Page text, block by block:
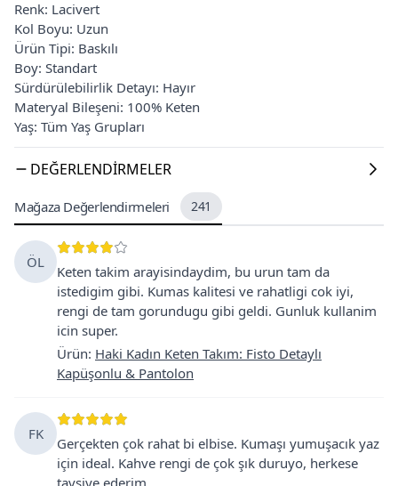
Renk: Lacivert
Kol Boyu: Uzun
Ürün Tipi: Baskılı
Boy: Standart
Sürdürülebilirlik Detayı: Hayır
Materyal Bileşeni: 100% Keten
Yaş: Tüm Yaş Grupları
DEĞERLENDIRMELER
Mağaza Değerlendirmeleri 241
ÖL
Keten takim arayisindaydim, bu urun tam da
istedigim gibi. Kumas kalitesi ve rahatligi cok iyi,
rengi de tam gorundugu gibi geldi. Gunluk kullanim
icin super.
Ürün: Haki Kadın Keten Takım: Fisto Detaylı
Kapüşonlu & Pantolon
FK
Gerçekten çok rahat bi elbise. Kumaşı yumuşacık yaz
için ideal. Kahve rengi de çok şık duruyo, herkese
tavsiye ederim.